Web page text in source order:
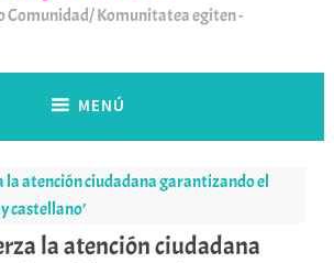
Comunidad/ Komunitatea egiten
MENÚ
la atención ciudadana